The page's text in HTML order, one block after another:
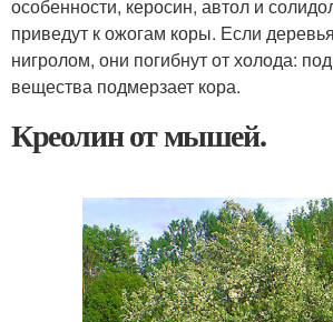
особенности, керосин, автол и
приведут к ожогам коры. Если
нигролом, они погибнут от холода:
вещества подмерзает кора.
Креолин от мышей.